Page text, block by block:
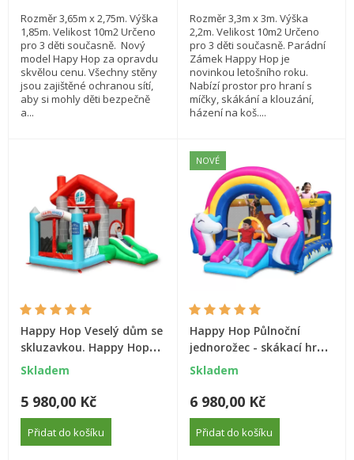
Rozměr 3,65m x 2,75m. Výška
1,85m. Velikost 10m2 Určeno
pro 3 děti současně. Nový
model Hapy Hop za opravdu
skvělou cenu. Všechny stěny
jsou zajištěné ochranou sítí,
aby si mohly děti bezpečně
a...
Rozměr 3,3m x 3m. Výška
2,2m. Velikost 10m2 Určeno
pro 3 děti současně. Parádní
Zámek Happy Hop je
novinkou letošního roku.
Nabízí prostor pro hraní s
míčky, skákání a klouzání,
házení na koš....
Happy Hop Veselý dům se
skluzavkou. Happy Hop
skákací atrakce.
Skladem
5 980,00 Kč
Přidat do košíku
NOVÉ
Happy Hop Půlnoční
jednorožec - skákací hrad
Unicorn Music
Skladem
6 980,00 Kč
Přidat do košíku